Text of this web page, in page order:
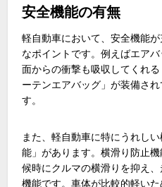
安全機能の有無
軽自動車において、安全機能
なポイントです。例えばエア
面からの衝撃も吸収してくれ
ーテンエアバッグ」が装備さ
す。
また、軽自動車に特にうれし
能」があります。横滑り防止
候時にクルマの横滑りを抑え
機能です。車体が比較的軽い